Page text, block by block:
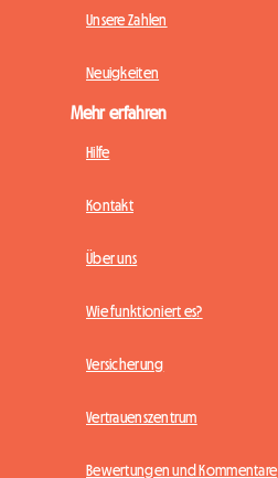
Unsere Zahlen
Neuigkeiten
Mehr erfahren
Hilfe
Kontakt
Über uns
Wie funktioniert es?
Versicherung
Vertrauenszentrum
Bewertungen und Kommentare